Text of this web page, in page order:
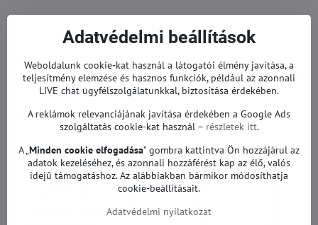
Az eredeti helyettesítésére.
TV háttérvilágítás garanciával.
Ezekhez a modellekhez alkalmas:
SONY KDL-46EX520, SONY KDL-46EX523, SONY KDL-46EX524, SONY
KDL-46EX720 és mások.
Ezekhez a képernyőkhöz alkalmas:
LTY460HN02 és mások.
Adatvédelmi beállítások
Weboldalunk cookie-kat használ a látogatói élmény javítása, a
teljesítmény elemzése és hasznos funkciók, például az azonnali
LIVE chat ügyfélszolgálatunkkal, biztosítása érdekében.
A reklámok relevanciájának javítása érdekében a Google Ads
szolgáltatás cookie-kat használ – részletek itt.
A „ Minden cookie elfogadása" gombra kattintva Ön hozzájárul az
adatok kezeléséhez, és azonnali hozzáférést kap az élő, valós
idejű támogatáshoz. Az alábbiakban bármikor módosíthatja
cookie-beállításait.
Adatvédelmi nyilatkozat